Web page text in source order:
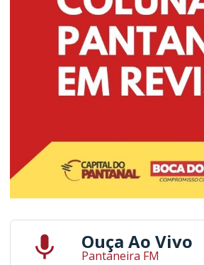
Ouça Ao Vivo
Pantaneira FM